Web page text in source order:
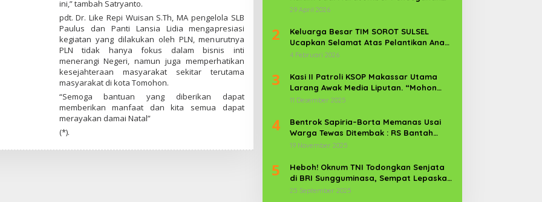
ini,” tambah Satryanto.
pdt. Dr. Like Repi Wuisan S.Th, MA pengelola SLB
Paulus dan Panti Lansia Lidia mengapresiasi
kegiatan yang dilakukan oleh PLN, menurutnya
PLN tidak hanya fokus dalam bisnis inti
menerangi Negeri, namun juga memperhatikan
kesejahteraan masyarakat sekitar terutama
masyarakat di kota Tomohon.
“Semoga bantuan yang diberikan dapat
memberikan manfaat dan kita semua dapat
merayakan damai Natal”
(*).
Kekerasan Perempuan dan Anak
29 April 2026
2
Keluarga Besar TIM SOROT SULSEL
Ucapkan Selamat Atas Pelantikan Anak
Kr. Sijaya Pimred Gerbang Timur News
4 Februari 2026
3
Kasi II Patroli KSOP Makassar Utama
Larang Awak Media Liputan. “Mohon
Media Keluar”
11 Desember 2025
4
Bentrok Sapiria–Borta Memanas Usai
Warga Tewas Ditembak : RS Bantah
Lamban Tangani Korban, Aparat TNI-
19 November 2025
5
Heboh! Oknum TNI Todongkan Senjata
di BRI Sungguminasa, Sempat Lepaskan
Tembakan
25 September 2025